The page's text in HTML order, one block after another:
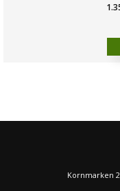
Kornmarken